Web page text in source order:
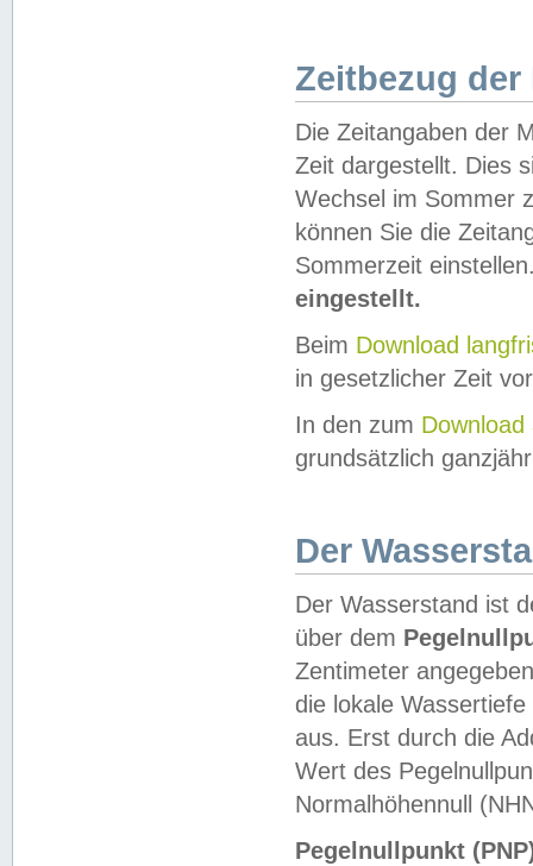
Zeitbezug der
Die Zeitangaben der
Zeit dargestellt. Dies
Wechsel im Sommer
können Sie die
Sommerzeit
eingestellt.
Beim Download
in gesetzlicher Zeit
In den zum Download
grundsätzlich
Der
Der Wasserstand ist
über dem
Zentimeter
die lokale
aus. Erst durch die
Wert des
Normalhöhennull
Pegelnullpunkt